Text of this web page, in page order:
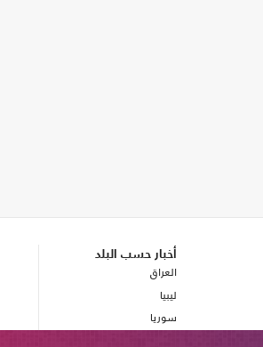
أخبار حسب البلد
العراق
ليبيا
سوريا